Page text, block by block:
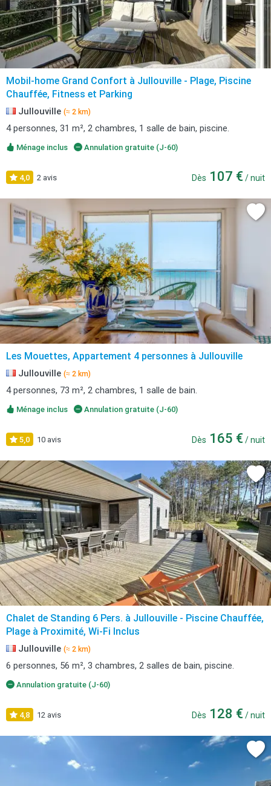
Mobil-home Grand Confort à Jullouville - Plage, Piscine
Chauffée, Fitness et Parking
Jullouville (≈ 2 km)
4 personnes, 31 m², 2 chambres, 1 salle de bain, piscine.
Ménage inclus Annulation gratuite (J-60)
4,0 2 avis Dès 107 € / nuit
Les Mouettes, Appartement 4 personnes à Jullouville
Jullouville (≈ 2 km)
4 personnes, 73 m², 2 chambres, 1 salle de bain.
Ménage inclus Annulation gratuite (J-60)
5,0 10 avis Dès 165 € / nuit
Chalet de Standing 6 Pers. à Jullouville - Piscine Chauffée,
Plage à Proximité, Wi-Fi Inclus
Jullouville (≈ 2 km)
6 personnes, 56 m², 3 chambres, 2 salles de bain, piscine.
Annulation gratuite (J-60)
4,8 12 avis Dès 128 € / nuit